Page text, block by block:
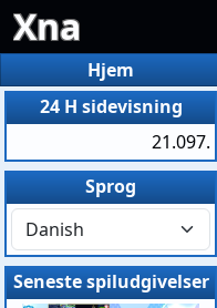
Xna
Hjem
24 H sidevisning
21.097.
Sprog
Seneste spiludgivelser